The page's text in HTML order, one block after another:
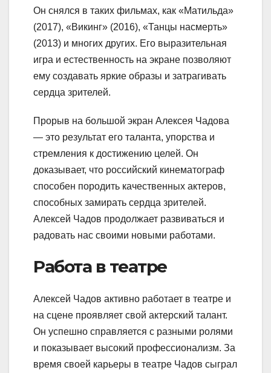
Он снялся в таких фильмах, как «Матильда»
(2017), «Викинг» (2016), «Танцы насмерть»
(2013) и многих других. Его выразительная
игра и естественность на экране позволяют
ему создавать яркие образы и затрагивать
сердца зрителей.
Прорыв на большой экран Алексея Чадова
— это результат его таланта, упорства и
стремления к достижению целей. Он
доказывает, что российский кинематограф
способен породить качественных актеров,
способных замирать сердца зрителей.
Алексей Чадов продолжает развиваться и
радовать нас своими новыми работами.
Работа в театре
Алексей Чадов активно работает в театре и
на сцене проявляет свой актерский талант.
Он успешно справляется с разными ролями
и показывает высокий профессионализм. За
время своей карьеры в театре Чадов сыграл